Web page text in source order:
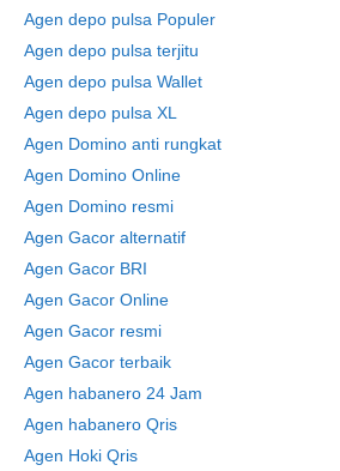
Agen depo pulsa Populer
Agen depo pulsa terjitu
Agen depo pulsa Wallet
Agen depo pulsa XL
Agen Domino anti rungkat
Agen Domino Online
Agen Domino resmi
Agen Gacor alternatif
Agen Gacor BRI
Agen Gacor Online
Agen Gacor resmi
Agen Gacor terbaik
Agen habanero 24 Jam
Agen habanero Qris
Agen Hoki Qris